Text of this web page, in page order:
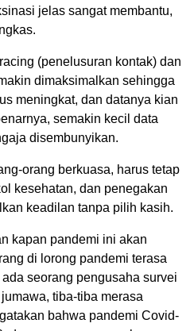
jelas sangat membantu,
(penelusuran kontak) dan
dimaksimalkan sehingga
meningkat, dan datanya kian
semakin kecil data
disembunyikan.
orang berkuasa, harus tetap
kesehatan, dan penegakan
keadilan tanpa pilih kasih.
kapan pandemi ini akan
di lorong pandemi terasa
seorang pengusaha survei
tiba-tiba merasa
bahwa pandemi Covid-